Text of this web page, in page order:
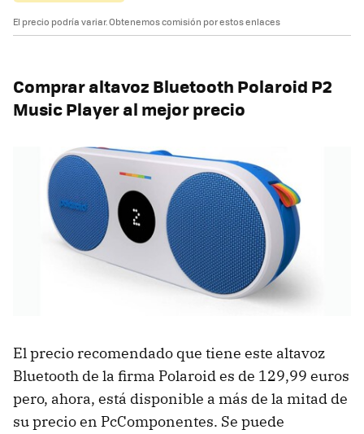
El precio podría variar. Obtenemos comisión por estos enlaces
Comprar altavoz Bluetooth Polaroid P2
Music Player al mejor precio
El precio recomendado que tiene este altavoz
Bluetooth de la firma Polaroid es de 129,99 euros
pero, ahora, está disponible a más de la mitad de
su precio en PcComponentes. Se puede